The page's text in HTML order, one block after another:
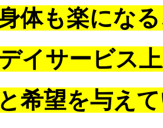
体も楽にな
イサービス
希望を与え